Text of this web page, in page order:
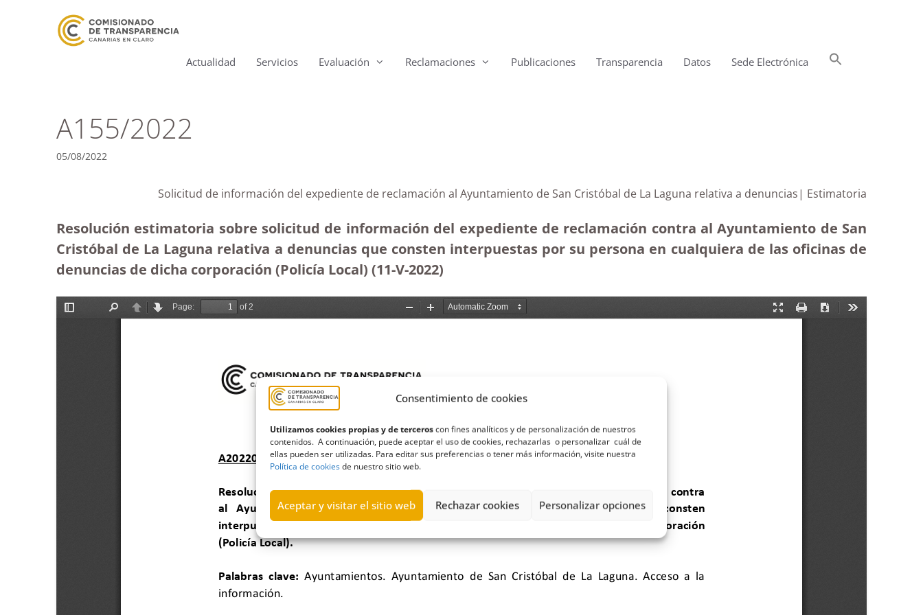
Consentimiento de cookies
Utilizamos cookies propias y de terceroscon fines analíticos y de personalización de nuestros
contenidos. A continuación, puede aceptar el uso de cookies, rechazarlas o personalizar cuál de
ellas pueden ser utilizadas. Para editar sus preferencias o tener más información, visite nuestra
Política de cookiesde nuestro sitio web.
Aceptar y visitar el sitio web Rechazar cookies Personalizar opciones
Actualidad Servicios Evaluación Reclamaciones Publicaciones Transparencia Datos Sede Electrónica
A155/2022
05/08/2022
Solicitud de información del expediente de reclamación al Ayuntamiento de San Cristóbal de La Laguna relativa a denuncias| Estimatoria
Resolución estimatoria sobre solicitud de información del expediente de reclamación contra al Ayuntamiento de San
Cristóbal de La Laguna relativa a denuncias que consten interpuestas por su persona en cualquiera de las oficinas de
denuncias de dicha corporación (Policía Local) (11-V-2022)